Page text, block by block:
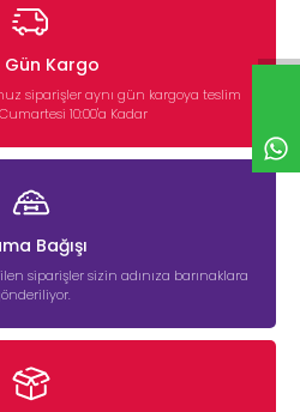
besleyici taşlar, hamsterların diş
bir üründür.
Gün Kargo
siparişler aynı gün kargoya teslim
10:00'a Kadar
Bağışı
siparişler sizin adınıza barınaklara